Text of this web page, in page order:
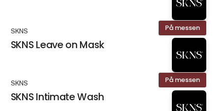
På messen
SKNS
SKNS Leave on Mask
På messen
SKNS
SKNS Intimate Wash